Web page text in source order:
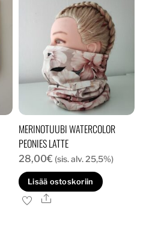
MERINOTUUBI WATERCOLOR
PEONIES LATTE
28,00€ (sis. alv. 25,5%)
Lisää ostoskoriin
Ale